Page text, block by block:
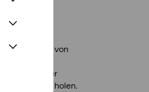
Ensemble von
der
Betreten der
zu holen.